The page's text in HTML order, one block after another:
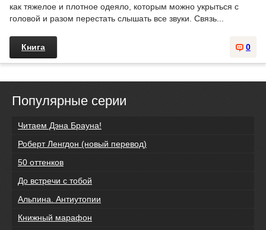
как тяжелое и плотное одеяло, которым можно укрыться с
головой и разом перестать слышать все звуки. Связь...
0
Книга
Популярные серии
Читаем Дэна Брауна!
Роберт Ленгдон (новый перевод)
50 оттенков
До встречи с тобой
Альпина. Антиутопии
Книжный марафон